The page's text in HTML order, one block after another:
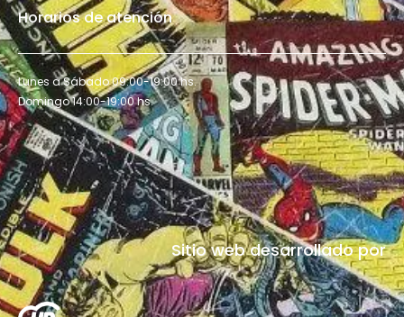
Horarios de atención
Lunes a Sábado 09:00-19:00 hs.
Domingo 14:00-19:00 hs.
Sitio web desarrollado por